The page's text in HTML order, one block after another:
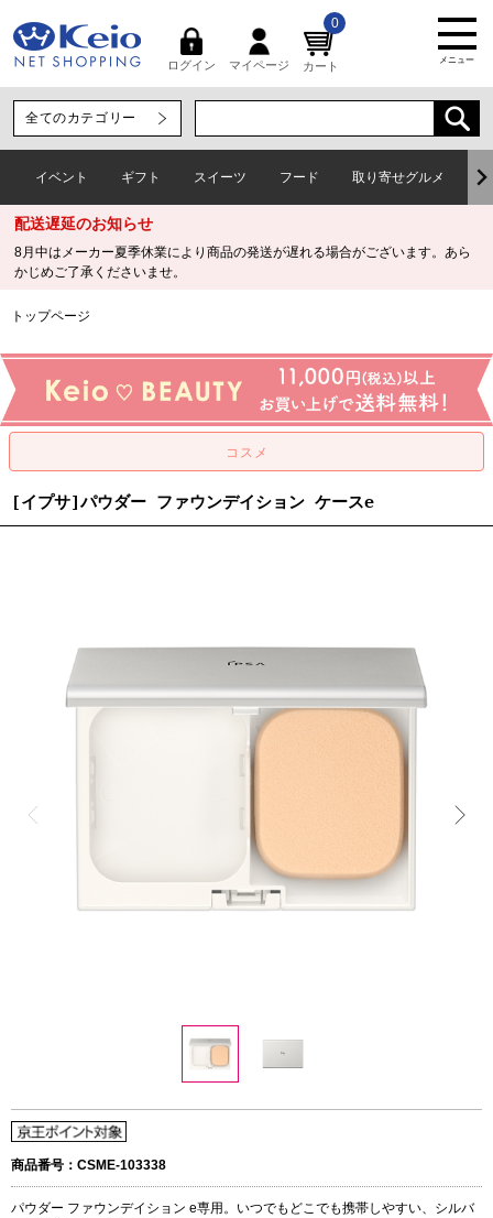
ログイン マイページ カート
0
メニュー
イベント ギフト スイーツ フード 取り寄せグルメ
配送遅延のお知らせ
8月中はメーカー夏季休業により商品の発送が遅れる場合がございます。あら
かじめご了承くださいませ。
トップページ
[イプサ]パウダー ファウンデイション ケースe
商品番号：CSME-103338
パウダー ファウンデイション e専用。いつでもどこでも携帯しやすい、シルバ